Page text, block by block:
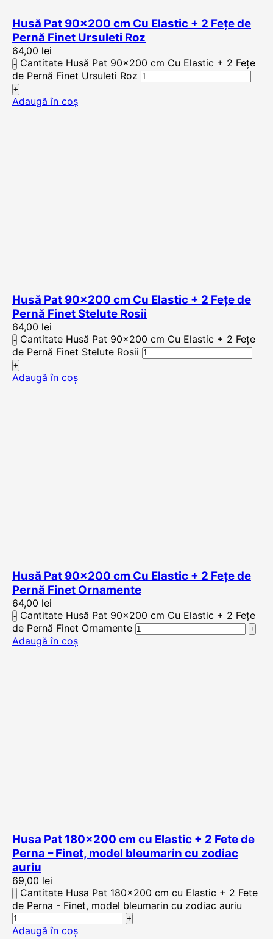
Husă Pat 90×200 cm Cu Elastic + 2 Fețe de
Pernă Finet Ursuleti Roz
64,00 lei
Cantitate Husă Pat 90x200 cm Cu Elastic + 2 Fețe
de Pernă Finet Ursuleti Roz
Adaugă în coș
Husă Pat 90×200 cm Cu Elastic + 2 Fețe de
Pernă Finet Stelute Rosii
64,00 lei
Cantitate Husă Pat 90x200 cm Cu Elastic + 2 Fețe
de Pernă Finet Stelute Rosii
Adaugă în coș
Husă Pat 90×200 cm Cu Elastic + 2 Fețe de
Pernă Finet Ornamente
64,00 lei
Cantitate Husă Pat 90x200 cm Cu Elastic + 2 Fețe
de Pernă Finet Ornamente
Adaugă în coș
Husa Pat 180×200 cm cu Elastic + 2 Fete de
Perna – Finet, model bleumarin cu zodiac
auriu
69,00 lei
Cantitate Husa Pat 180x200 cm cu Elastic + 2 Fete
de Perna - Finet, model bleumarin cu zodiac auriu
Adaugă în coș